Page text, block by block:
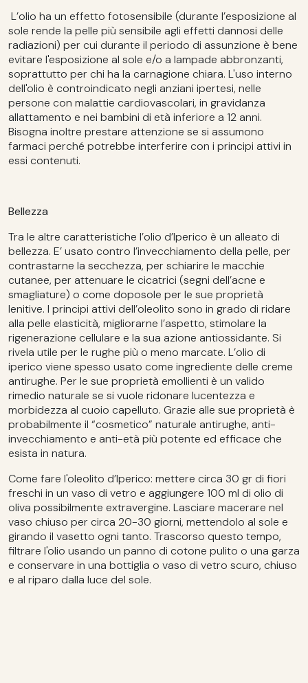
L’olio ha un effetto fotosensibile (durante l’esposizione al
sole rende la pelle più sensibile agli effetti dannosi delle
radiazioni) per cui durante il periodo di assunzione è bene
evitare l'esposizione al sole e/o a lampade abbronzanti,
soprattutto per chi ha la carnagione chiara. L'uso interno
dell'olio è controindicato negli anziani ipertesi, nelle
persone con malattie cardiovascolari, in gravidanza
allattamento e nei bambini di età inferiore a 12 anni.
Bisogna inoltre prestare attenzione se si assumono
farmaci perché potrebbe interferire con i principi attivi in
essi contenuti.
Bellezza
Tra le altre caratteristiche l’olio d’Iperico è un alleato di
bellezza. E’ usato contro l’invecchiamento della pelle, per
contrastarne la secchezza, per schiarire le macchie
cutanee, per attenuare le cicatrici (segni dell’acne e
smagliature) o come doposole per le sue proprietà
lenitive. I principi attivi dell’oleolito sono in grado di ridare
alla pelle elasticità, migliorarne l’aspetto, stimolare la
rigenerazione cellulare e la sua azione antiossidante. Si
rivela utile per le rughe più o meno marcate. L’olio di
iperico viene spesso usato come ingrediente delle creme
antirughe. Per le sue proprietà emollienti è un valido
rimedio naturale se si vuole ridonare lucentezza e
morbidezza al cuoio capelluto. Grazie alle sue proprietà è
probabilmente il “cosmetico” naturale antirughe, anti-
invecchiamento e anti-età più potente ed efficace che
esista in natura.
Come fare l'oleolito d’Iperico: mettere circa 30 gr di fiori
freschi in un vaso di vetro e aggiungere 100 ml di olio di
oliva possibilmente extravergine. Lasciare macerare nel
vaso chiuso per circa 20-30 giorni, mettendolo al sole e
girando il vasetto ogni tanto. Trascorso questo tempo,
filtrare l'olio usando un panno di cotone pulito o una garza
e conservare in una bottiglia o vaso di vetro scuro, chiuso
e al riparo dalla luce del sole.